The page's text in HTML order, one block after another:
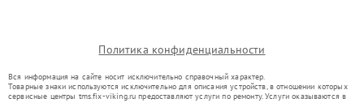
Политика конфиденциальности
Вся информация на сайте носит исключительно справочный характер.
Товарные знаки используются исключительно для описания устройств, в отношении которых
сервисные центры tms.fix-viking.ru предоставляют услуги по ремонту. Услуги оказываются в